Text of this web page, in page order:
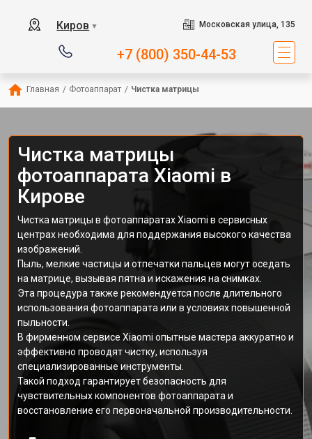
Киров ▼ Московская улица, 135
+7 (800) 350-44-53
Главная / Фотоаппарат / Чистка матрицы
Чистка матрицы
фотоаппарата Xiaomi в
Кирове
Чистка матрицы в фотоаппаратах Xiaomi в сервисных
центрах необходима для поддержания высокого качества
изображений.
Пыль, мелкие частицы и отпечатки пальцев могут оседать
на матрице, вызывая пятна и искажения на снимках.
Эта процедура также рекомендуется после длительного
использования фотоаппарата или в условиях повышенной
пыльности.
В фирменном сервисе Xiaomi опытные мастера аккуратно и
эффективно проводят чистку, используя
специализированные инструменты.
Такой подход гарантирует безопасность для
чувствительных компонентов фотоаппарата и
восстановление его первоначальной производительности.